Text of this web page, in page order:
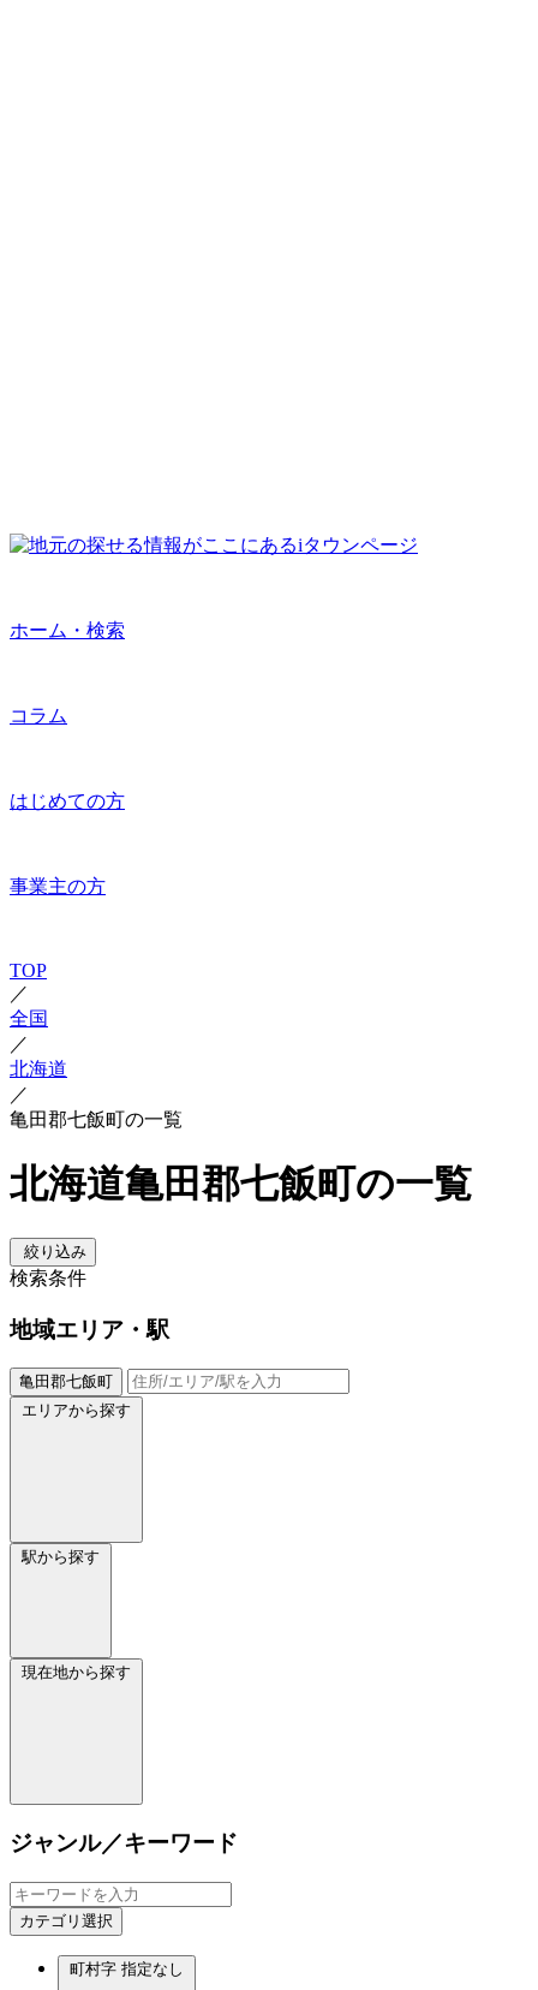
ホーム・検索
コラム
はじめての方
事業主の方
TOP
／
全国
／
北海道
／
亀田郡七飯町の一覧
北海道亀田郡七飯町の一覧
絞り込み
検索条件
地域エリア・駅
亀田郡七飯町
エリアから探す
駅から探す
現在地から探す
ジャンル／キーワード
カテゴリ選択
町村字 指定なし